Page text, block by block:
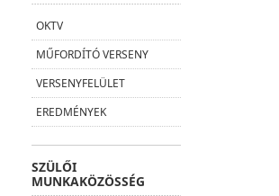
OKTV
MŰFORDÍTÓ VERSENY
VERSENYFELÜLET
EREDMÉNYEK
SZÜLŐI
MUNKAKÖZÖSSÉG